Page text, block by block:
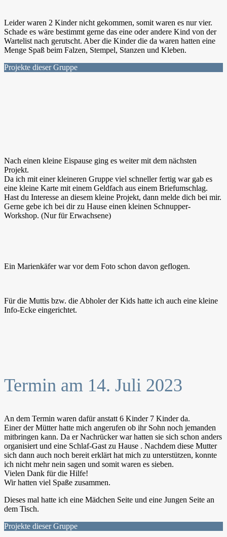
Leider waren 2 Kinder nicht gekommen, somit waren es nur vier.
Schade es wäre bestimmt gerne das eine oder andere Kind von der
Wartelist nach gerutscht. Aber die Kinder die da waren hatten eine
Menge Spaß beim Falzen, Stempel, Stanzen und Kleben.
Projekte dieser Gruppe
Nach einen kleine Eispause ging es weiter mit dem nächsten
Projekt.
Da ich mit einer kleineren Gruppe viel schneller fertig war gab es
eine kleine Karte mit einem Geldfach aus einem Briefumschlag.
Hast du Interesse an diesem kleine Projekt, dann melde dich bei mir.
Gerne gebe ich bei dir zu Hause einen kleinen Schnupper-
Workshop. (Nur für Erwachsene)
Ein Marienkäfer war vor dem Foto schon davon geflogen.
Für die Muttis bzw. die Abholer der Kids hatte ich auch eine kleine
Info-Ecke eingerichtet.
Termin am 14. Juli 2023
An dem Termin waren dafür anstatt 6 Kinder 7 Kinder da.
Einer der Mütter hatte mich angerufen ob ihr Sohn noch jemanden
mitbringen kann. Da er Nachrücker war hatten sie sich schon anders
organisiert und eine Schlaf-Gast zu Hause . Nachdem diese Mutter
sich dann auch noch bereit erklärt hat mich zu unterstützen, konnte
ich nicht mehr nein sagen und somit waren es sieben.
Vielen Dank für die Hilfe!
Wir hatten viel Spaße zusammen.
Dieses mal hatte ich eine Mädchen Seite und eine Jungen Seite an
dem Tisch.
Projekte dieser Gruppe